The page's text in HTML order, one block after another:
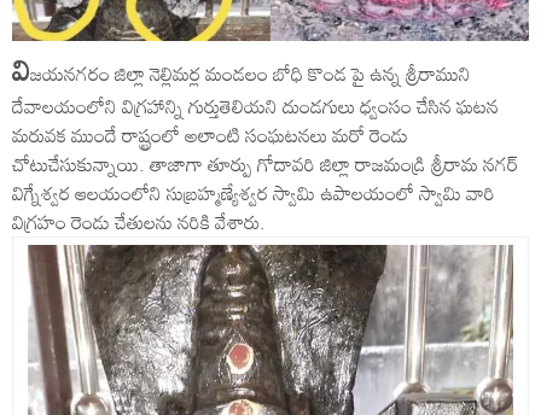
విజయనగరం జిల్లా నెల్లిమర్ల మండలం బోధి కొండ పై ఉన్న శ్రీరాముని
దేవాలయంలోని విగ్రహాన్ని గుర్తుతెలియని దుండగులు ధ్వంసం చేసిన ఘటన
మరువక ముందే రాష్ట్రంలో అలాంటి సంఘటనలు మరో రెండు
చోటుచేసుకున్నాయి. తాజాగా తూర్పు గోదావరి జిల్లా రాజమండ్రి శ్రీరామ నగర్
విగ్నేశ్వర ఆలయంలోని సుబ్రహ్మణ్యేశ్వర స్వామి ఉపాలయంలో స్వామి వారి
విగ్రహం రెండు చేతులను నరికి వేశారు.